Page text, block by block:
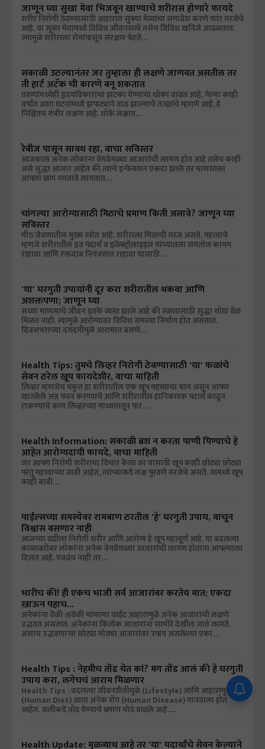
जाणून घ्या सुखा मेवा भिजवून खाण्याचे शरीरास होणारे फायदे
शरीर निरोगी ठेवण्यासाठी आहारात सुक्या मेव्यांचा समावेश करणे फार गरजेचे
आहे. या सुका मेवामध्ये विविध जीवनसत्त्वे तसेच विविध खनिजे आढळतात.
ज्यामुळे शरीराला रोगांपासून संरक्षण भेटते…
सकाळी उठल्यानंतर जर तुम्हाला ही लक्षणे जाणवत असतील तर
ती हार्ट अटॅक ची कारणे बनू शकतात
तरुणांमध्येही हृदयविकाराचा झटका येण्याचा धोका वाढत आहे, गेल्या काही
वर्षांत अशा घटनांमध्ये झपाट्याने वाढ झाल्याचे तज्ज्ञांचे म्हणणे आहे, हे
निश्चितच गंभीर लक्षण आहे. धोके लक्षात…
रेबीज पासून सावध रहा, वाचा सविस्तर
आजकाल अनेक लोकांना वेगवेगळ्या आजारांची लागण होत आहे तसेच काही
असे सुद्धा आजार आहेत की त्याचे इन्फेक्शन एकदा झाले तर माणसाला
आपला प्राण गमवावे लागतात…
चांगल्या आरोग्यासाठी मिठाचे प्रमाण किती असावे? जाणून घ्या
सविस्तर
मीठ जेवणातील मुख्य स्त्रोत आहे. शरीराला मिठाची गरज असते. महत्वाचे
म्हणजे शरीरातील द्रव पदार्थ व इलेक्ट्रोलाइड्स यांच्यातला समतोल कायम
राहावा आणि रक्तदाब नियंत्रणात राहावा यासाठी…
'या' घरगुती उपायांनी दूर करा शरीरातील थकवा आणि
अशक्तपणा; जाणून घ्या
सध्या माणसाचे जीवन इतके व्यस्त झाले आहे की स्वस्तासाठी सुद्धा थोडा वेळ
मिळत नाही. त्यामुळे आरोग्यावर विविध समस्या निर्माण होत असतात.
दिवसभराच्या दगदगीमुळे आरामात बसणे…
Health Tips: तुमचे लिव्हर निरोगी ठेवण्यासाठी 'या' फळांचे
सेवन ठरेल खूप फायदेशीर, वाचा माहिती
लिव्हर म्हणजेच यकृत हा शरीरातील एक खूप महत्त्वाचा भाग असून आपण
खाल्लेले अन्न पचन करण्याचे आणि शरीरातील हानिकारक पदार्थ काढून
टाकण्याचे काम लिव्हरच्या माध्यमातून पार…
Health Information: सकाळी ब्रश न करता पाणी पिण्याचे हे
आहेत आरोग्यदायी फायदे, वाचा माहिती
जर आपण निरोगी शरीराचा विचार केला तर यासाठी खूप काही छोट्या छोट्या
परंतु महत्त्वाच्या बाबी आहेत, त्यांच्याकडे लक्ष पुरवणे गरजेचे असते. यामध्ये खूप
काही बाबी…
पाईल्सच्या समस्येवर रामबाण ठरतील 'हे' घरगुती उपाय, वाचून
विश्वास बसणार नाही
आजच्या घडीला निरोगी शरीर आणि आरोग्य हे खूप महत्वूर्ण आहे. या बदलत्या
काळाबरोबर लोकांना अनेक वेगवेगळ्या आजारांची लागण होताना आपल्याला
दिसत आहे. एवढंच नाही तर…
भारीच की! ही एकच भाजी सर्व आजारांवर करतेय मात; एकदा
खाऊन पहाच...
अनेकांना वेळी-अवेळी चांगल्या वाईट आहारामुळे अनेक आजारांची लक्षणे
उद्भवत असतात. अनेकांना कित्येक आजारांना सामोरे देखील जावे लागते.
अशाच उद्भवणाऱ्या छोट्या मोठ्या आजारांवर उपाय असलेल्या एका…
Health Tips : नेहमीच तोंड येत कां? मग तोंड आलं की हे घरगुती
उपाय करा, लगेचचं आराम मिळणार
Health Tips : बदलत्या जीवनशैलीमुळे (Lifestyle) आणि आहारामुळे
(Human Diet) आता अनेक रोग (Human Disease) मानवाला होतं
आहेत. अलीकडे तोंड येण्याचे प्रमाण मोठं वाढले आहे.…
Health Update: मुळव्याध आहे तर 'या' पदार्थांचे सेवन केल्याने